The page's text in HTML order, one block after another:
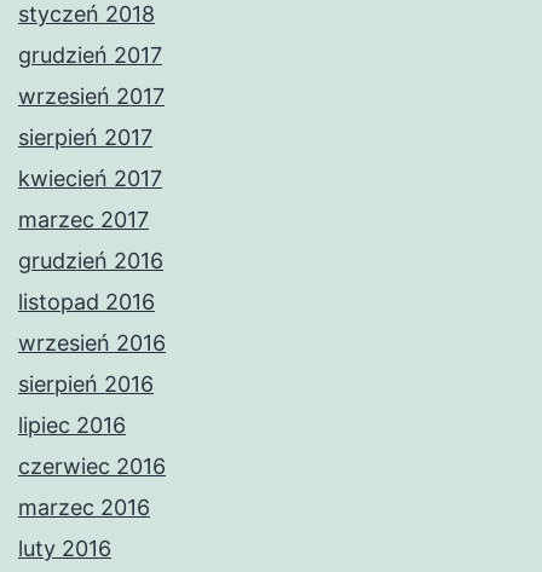
styczeń 2018
grudzień 2017
wrzesień 2017
sierpień 2017
kwiecień 2017
marzec 2017
grudzień 2016
listopad 2016
wrzesień 2016
sierpień 2016
lipiec 2016
czerwiec 2016
marzec 2016
luty 2016